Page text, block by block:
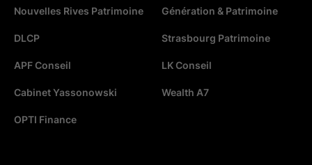
Nouvelles Rives Patrimoine Génération & Patrimoine
DLCP Strasbourg Patrimoine
APF Conseil LK Conseil
Cabinet Yassonowski Wealth A7
OPTI Finance